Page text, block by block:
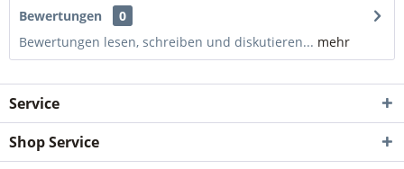
Bewertungen
0
Bewertungen lesen, schreiben und diskutieren... mehr
Service
Shop Service